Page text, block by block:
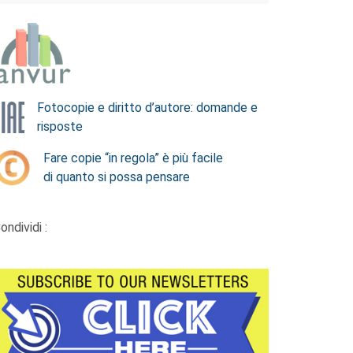
Fotocopie e diritto d’autore: domande e
risposte
Fare copie “in regola” è più facile
di quanto si possa pensare
: